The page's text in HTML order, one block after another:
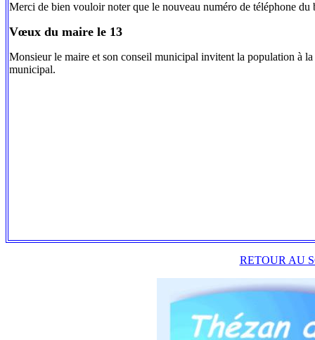
Merci de bien vouloir noter que le nouveau numéro de téléphone du
Vœux du maire le 13
Monsieur le maire et son conseil municipal invitent la population à
municipal.
RETOUR AU